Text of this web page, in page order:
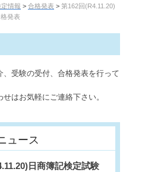
定情報 > 合格発表 > 第162回(R4.11.20)
発表
、受験の受付、合格発表を行って
はお気軽にご連絡下さい。
ュース
日商簿記検定試験